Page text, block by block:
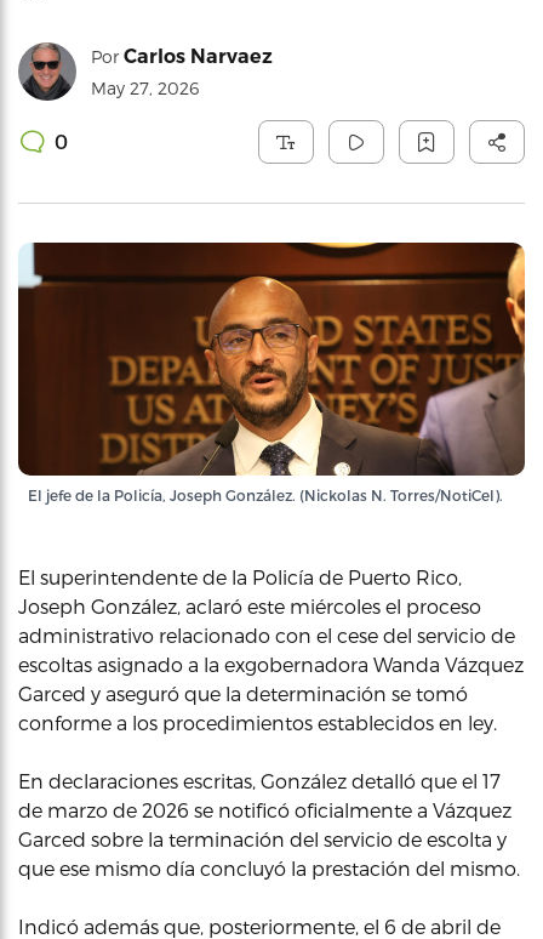
Por Carlos Narvaez
May 27, 2026
0
El jefe de la Policía, Joseph González. (Nickolas N. Torres/NotiCel).
El superintendente de la Policía de Puerto Rico,
Joseph González, aclaró este miércoles el proceso
administrativo relacionado con el cese del servicio de
escoltas asignado a la exgobernadora Wanda Vázquez
Garced y aseguró que la determinación se tomó
conforme a los procedimientos establecidos en ley.
En declaraciones escritas, González detalló que el 17
de marzo de 2026 se notificó oficialmente a Vázquez
Garced sobre la terminación del servicio de escolta y
que ese mismo día concluyó la prestación del mismo.
Indicó además que, posteriormente, el 6 de abril de